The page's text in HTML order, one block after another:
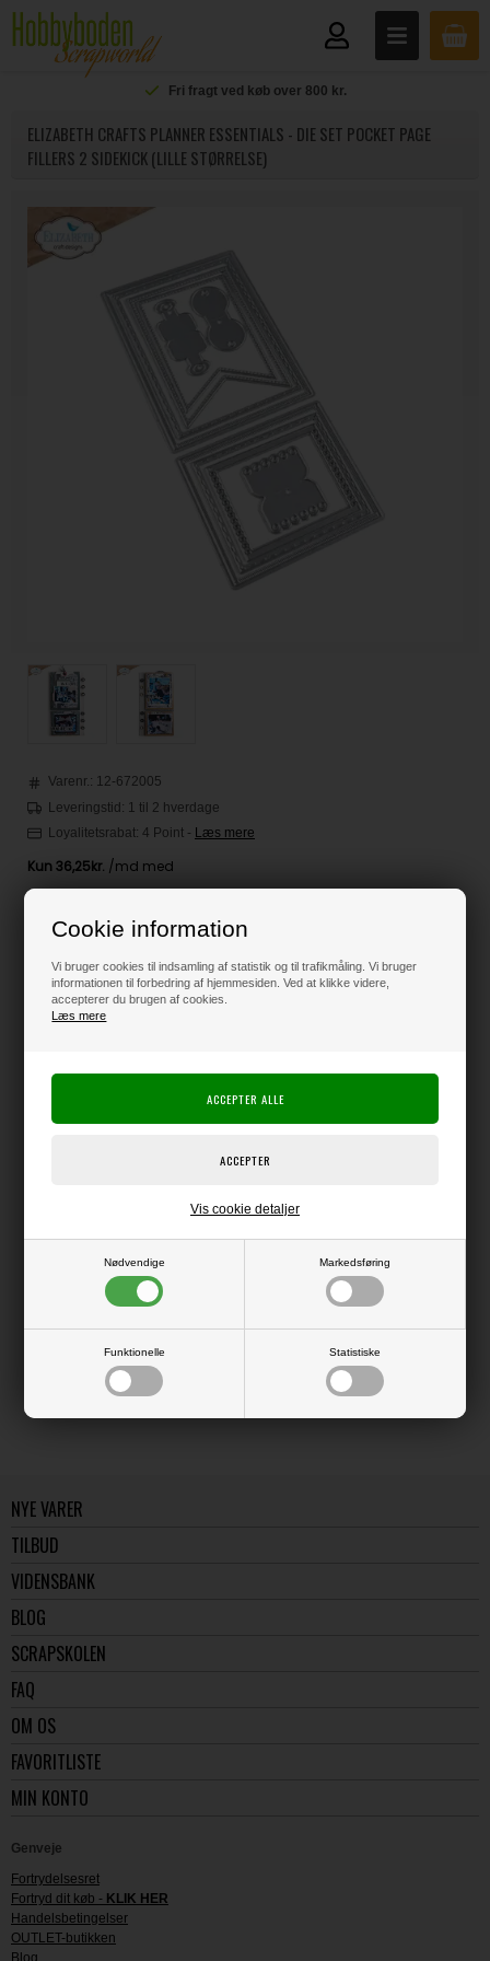
Cookie information
Vi bruger cookies til indsamling af statistik og til trafikmåling. Vi bruger
informationen til forbedring af hjemmesiden. Ved at klikke videre,
accepterer du brugen af cookies.
Læs mere
Nødvendige Markedsføring
Funktionelle Statistiske
Vis cookie detaljer
Fri fragt ved køb over 800 kr.
ELIZABETH CRAFTS PLANNER ESSENTIALS - DIE SET POCKET PAGE
FILLERS 2 SIDEKICK (LILLE STØRRELSE)
Varenr.: 12-672005
Leveringstid: 1 til 2 hverdage
Loyalitetsrabat: 4 Point - Læs mere
145,00DKK
Klik her for pris inkl. fragt
Varen er på lager
Die, der kan bruges i f.eks. Big Shot eller andre die-cut systemer.
LÆS OG BLIV INSPIRERET
Læs flere artikler...
NYE VARER
TILBUD
VIDENSBANK
BLOG
SCRAPSKOLEN
FAQ
OM OS
FAVORITLISTE
MIN KONTO
Genveje
Fortrydelsesret
Fortryd dit køb - KLIK HER
Handelsbetingelser
OUTLET-butikken
Blog